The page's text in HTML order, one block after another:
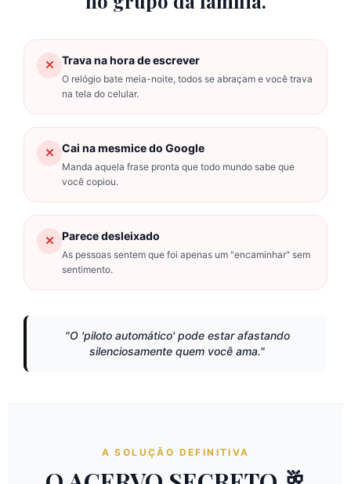
Trava na hora de escrever
O relógio bate meia-noite, todos se abraçam e você trava
na tela do celular.
Cai na mesmice do Google
Manda aquela frase pronta que todo mundo sabe que
você copiou.
Parece desleixado
As pessoas sentem que foi apenas um "encaminhar" sem
sentimento.
"O 'piloto automático' pode estar afastando
silenciosamente quem você ama."
A SOLUÇÃO DEFINITIVA